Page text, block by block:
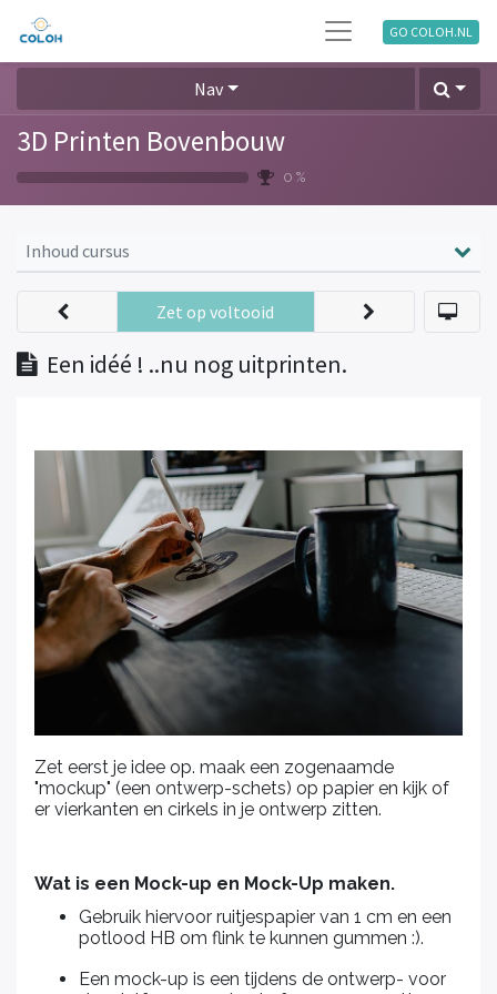
GO COLOH.NL
Nav
3D Printen Bovenbouw
0 %
Inhoud cursus
Een idéé ! ..nu nog uitprinten.
Zet op voltooid
Zet eerst je idee op. maak een zogenaamde
"mockup" (een ontwerp-schets) op papier en kijk of
er vierkanten en cirkels in je ontwerp zitten.
Wat is een Mock-up en Mock-Up maken.
Gebruik hiervoor ruitjespapier van 1 cm en een
potlood HB om flink te kunnen gummen :).
Een mock-up is een tijdens de ontwerp- voor